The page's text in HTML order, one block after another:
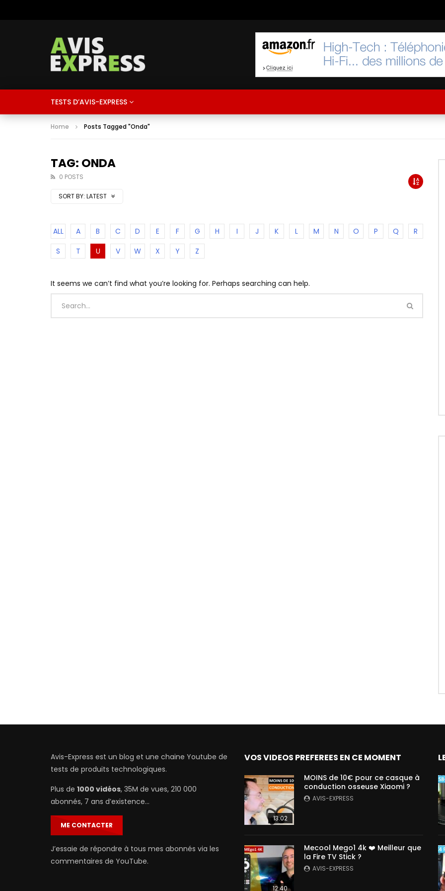
TESTS D’AVIS-EXPRESS
Home Posts Tagged "Onda"
TAG: ONDA
0 POSTS
SORT BY: LATEST
ALL A B C D E F G H I J K L M N O P Q
R
S
T U V W X Y Z
It seems we can’t find what you’re looking for. Perhaps searching can help.
Avis-Express est un blog et une chaine Youtube de
tests de produits technologiques.
Plus de 1000 vidéos, 35M de vues, 210 000
abonnés, 7 ans d’existence…
ME CONTACTER
J’essaie de répondre à tous mes abonnés via les
commentaires de YouTube.
VOS VIDEOS PREFEREES EN CE MOMENT
13:02
MOINS de 10€ pour ce casque à
conduction osseuse Xiaomi ?
AVIS-EXPRESS
12:40
Mecool Mego1 4k ❤️ Meilleur que
la Fire TV Stick ?
AVIS-EXPRESS